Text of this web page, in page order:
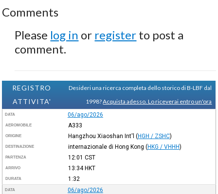
Comments
Please log in or register to post a
comment.
REGISTRO
ATTIVITA'
Desideri una ricerca completa dello storico di B-LBF dal
1998?Acquista adesso. Lo riceverai entro un'ora
DATA 06/ago/2026
AEROMOBILE A333
ORIGINE Hangzhou Xiaoshan Int'l (HGH / ZSHC)
DESTINAZIONE internazionale di Hong Kong (HKG / VHHH)
PARTENZA 12:01 CST
ARRIVO 13:34HKT
DURATA 1:32
DATA 06/ago/2026